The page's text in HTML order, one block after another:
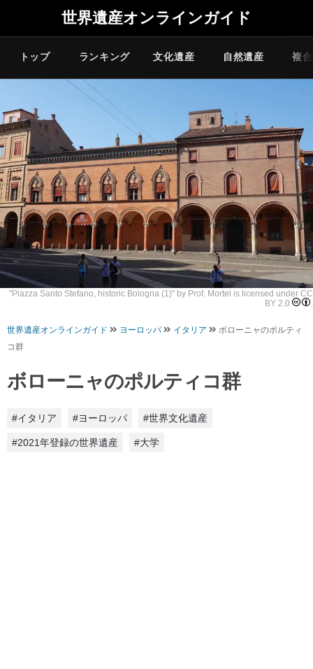
世界遺産オンラインガイド
トップ ランキング 文化遺産 自然遺産 複
"Piazza Santo Stefano, historic Bologna (1)" by Prof. Mortel is licensed under CC
BY 2.0
世界遺産オンラインガイド ヨーロッパ イタリア
ボローニャのポルティ
コ群
ボローニャのポルティコ群
#イタリア #ヨーロッパ #世界文化遺産
#2021年登録の世界遺産 #大学